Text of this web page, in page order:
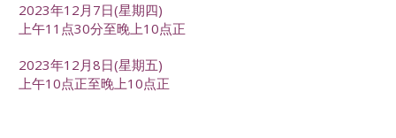
2023年12月7日(星期四)
上午11点30分至晚上10点正
2023年12月8日(星期五)
上午10点正至晚上10点正